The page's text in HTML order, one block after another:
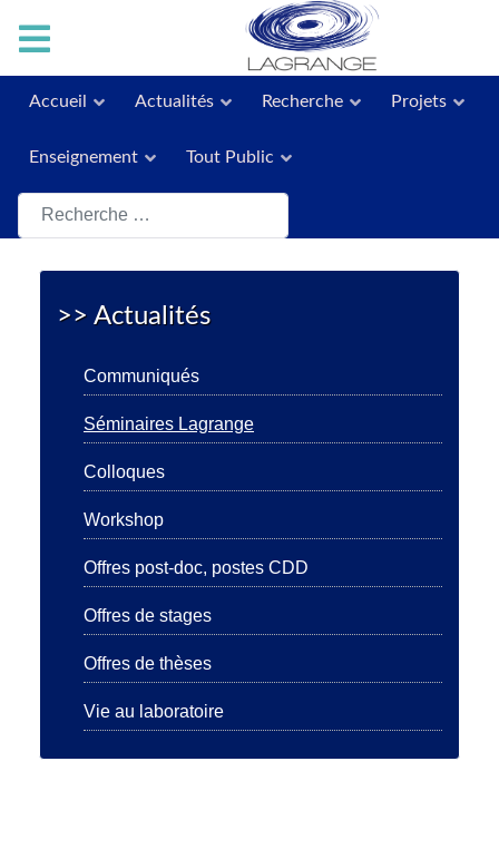
Accueil Actualités Recherche Projets
Enseignement Tout Public
Rechercher
>> Actualités
Communiqués
Séminaires Lagrange
Colloques
Workshop
Offres post-doc, postes CDD
Offres de stages
Offres de thèses
Vie au laboratoire